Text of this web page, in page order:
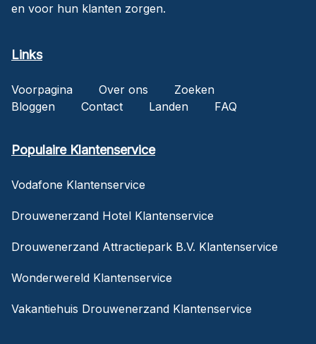
en voor hun klanten zorgen.
Links
Voorpagina Over ons
Zoeken
Bloggen
Contact Landen FAQ
Populaire Klantenservice
Vodafone Klantenservice
Drouwenerzand Hotel Klantenservice
Drouwenerzand Attractiepark B.V. Klantenservice
Wonderwereld Klantenservice
Vakantiehuis Drouwenerzand Klantenservice